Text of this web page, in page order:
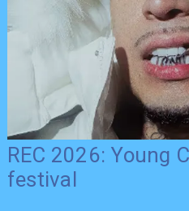
REC 2026: Young
festival